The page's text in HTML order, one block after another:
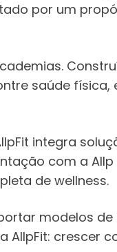
por um
saúde
integra
com a
de wellness.
modelos
AllpFit: crescer